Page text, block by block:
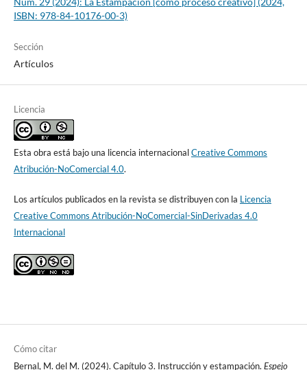
ISBN: 978-84-10176-00-3)
Sección
Artículos
Licencia
Esta obra está bajo una licencia internacionalCreative Commons
Atribución-NoComercial 4.0.
Los artículos publicados en la revista se distribuyen con la Licencia
Creative Commons Atribución-NoComercial-SinDerivadas 4.0
Internacional
Cómo citar
Bernal, M. del M. (2024). Capítulo 3. Instrucción y estampación. Espejo